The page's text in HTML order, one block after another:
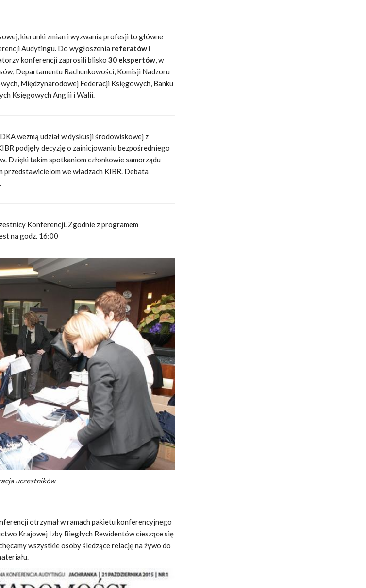
kierunki zmian i wyzwania profesji to główne
Audytingu. Do wygłoszenia referatów i
konferencji zaprosili blisko 30 ekspertów, w
Departamentu Rachunkowości, Komisji Nadzoru
Międzynarodowej Federacji Księgowych, Banku
Księgowych Anglii i Walii.
wezmą udział w dyskusji środowiskowej z
podjęły decyzję o zainicjowaniu bezpośredniego
Dzięki takim spotkaniom członkowie samorządu
we władzach KIBR. Debata
Konferencji. Zgodnie z programem
na godz. 16:00
uczestników
otrzymał w ramach pakietu konferencyjnego
Krajowej Izby Biegłych Rewidentów cieszące się
wszystkie osoby śledzące relację na żywo do